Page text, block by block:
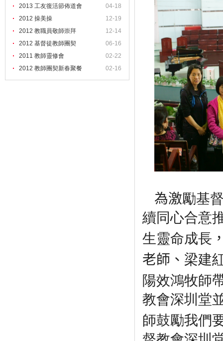
04-18
2013 工友復活節佈道會
12-19
2012 操美操
12-14
2012 教職員敬師崇拜
06-16
2012 基督徒教師團契
02-22
2011 教師靈修會
02-16
2012 教師團契新春聚餐
為激勵基
續同心合意
生靈命成長
老師、 梁建
陽效鴻牧師
教會深圳堂
師鼓勵我們